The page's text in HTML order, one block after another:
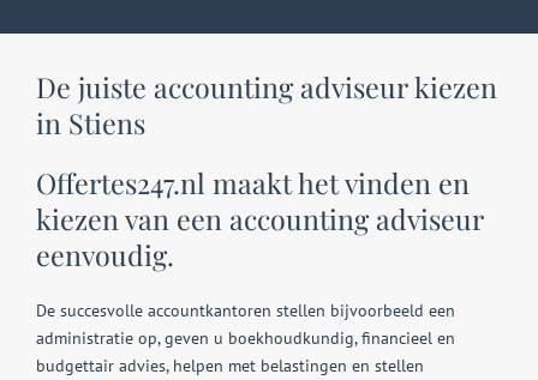
De juiste accounting adviseur kiezen
in Stiens
Offertes247.nl maakt het vinden en
kiezen van een accounting adviseur
eenvoudig.
De succesvolle accountkantoren stellen bijvoorbeeld een
administratie op, geven u boekhoudkundig, financieel en
budgettair advies, helpen met belastingen en stellen